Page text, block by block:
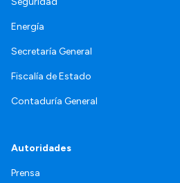
Energía
Secretaría General
Fiscalía de Estado
Contaduría General
Autoridades
Prensa